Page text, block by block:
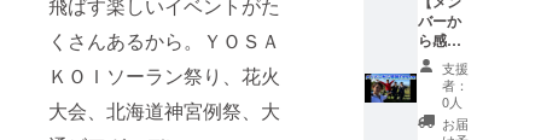
飛ばす楽しいイベントがた
くさんあるから。ＹＯＳＡ
ＫＯＩソーラン祭り、花火
大会、北海道神宮例祭、大
か月間
としま
す。
ベン
ト）に
ご招待
いたし
ます！
僕たち
の活動
バーか
ら感謝
の
zoom】
イベン
ト終了
支援
者：
0人
お届